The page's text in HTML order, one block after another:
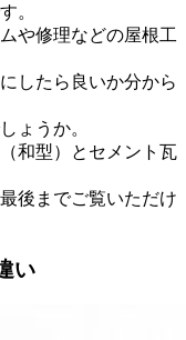
。
や修理などの屋根工
したら良いか分から
ょうか。
和型）とセメント瓦
後までご覧いただけ
い